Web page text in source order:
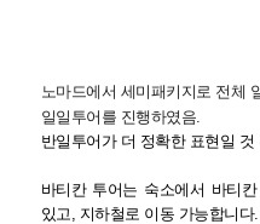
노마드에서 세미패키지로 전체
일일투어를 진행하였음.
반일투어가 더 정확한 표현일 것
바티칸 투어는 숙소에서 바티
있고, 지하철로 이동 가능합니다.